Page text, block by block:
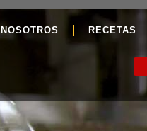
NOSOTROS RECETAS